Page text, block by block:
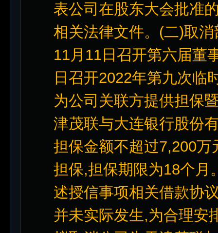
表公司在股东大会批准
相关法律文件。(二)取
11月11日召开第六届董
日召开2022年第九次临
为公司关联方提供担保
津茂联与大连银行股份
担保金额不超过7,200
担保,担保期限为18个月
述授信事项相关借款协
并未实际发生,为合理安